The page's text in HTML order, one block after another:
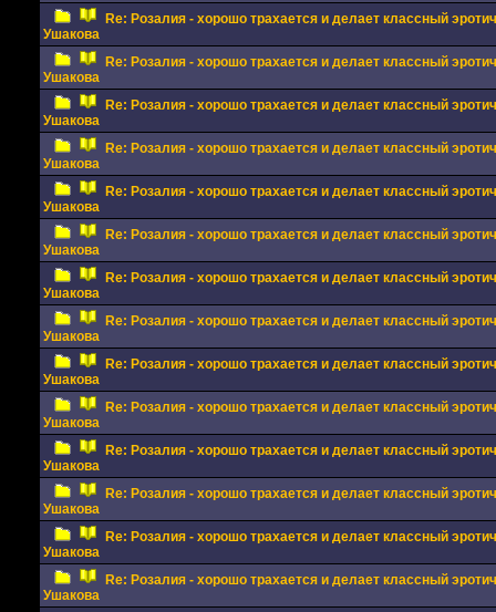
Re: Розалия - хорошо трахается и делает классный
Ушакова
Re: Розалия - хорошо трахается и делает классный
Ушакова
Re: Розалия - хорошо трахается и делает классный
Ушакова
Re: Розалия - хорошо трахается и делает классный
Ушакова
Re: Розалия - хорошо трахается и делает классный
Ушакова
Re: Розалия - хорошо трахается и делает классный
Ушакова
Re: Розалия - хорошо трахается и делает классный
Ушакова
Re: Розалия - хорошо трахается и делает классный
Ушакова
Re: Розалия - хорошо трахается и делает классный
Ушакова
Re: Розалия - хорошо трахается и делает классный
Ушакова
Re: Розалия - хорошо трахается и делает классный
Ушакова
Re: Розалия - хорошо трахается и делает классный
Ушакова
Re: Розалия - хорошо трахается и делает классный
Ушакова
Re: Розалия - хорошо трахается и делает классный
Ушакова